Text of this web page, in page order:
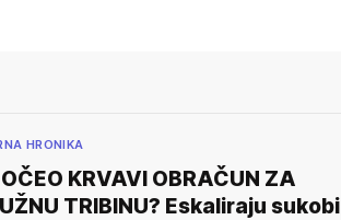
HRONIKA
KRVAVI OBRAČUN ZA
TRIBINU? Eskaliraju sukobi